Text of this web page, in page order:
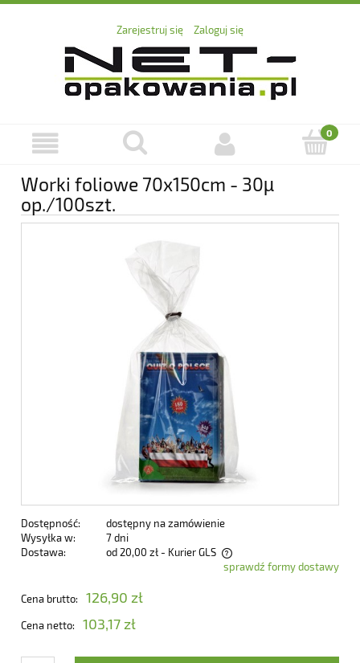
Zarejestruj się Zaloguj się
Worki foliowe 70x150cm - 30µ
op./100szt.
Dostępność:
dostępny na zamówienie
Wysyłka w:
7 dni
Dostawa:
od 20,00 zł - Kurier GLS
Cena nie zawiera ewentualnych kosztów płatnościsprawdź formy dostawy
Cena brutto: 126,90 zł
Cena netto: 103,17 zł